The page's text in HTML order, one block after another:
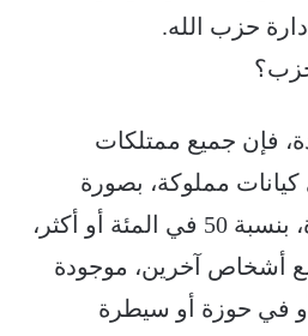
حزب الله.
فإن جميع ممتلكات
كيانات مملوكة، بصورة
مباشرة أو غير مباشرة، بنسبة 50 في المئة أو أكثر،
أشخاص آخرين، موجودة
في حوزة أو سيطرة